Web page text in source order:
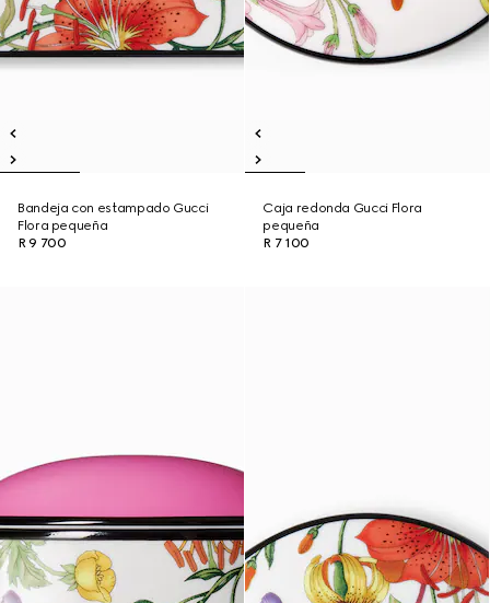
Bandeja con estampado Gucci
Flora pequeña
R 9 700
Caja redonda Gucci Flora
pequeña
R 7 100